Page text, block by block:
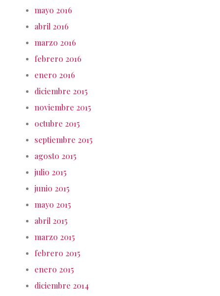
mayo 2016
abril 2016
marzo 2016
febrero 2016
enero 2016
diciembre 2015
noviembre 2015
octubre 2015
septiembre 2015
agosto 2015
julio 2015
junio 2015
mayo 2015
abril 2015
marzo 2015
febrero 2015
enero 2015
diciembre 2014